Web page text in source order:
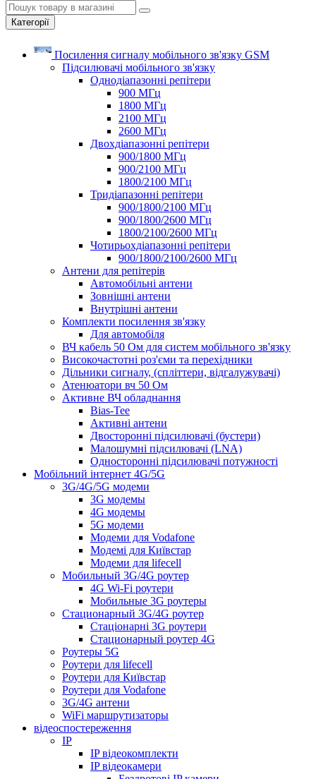
Категорії
Посилення сигналу мобільного зв'язку GSM
Підсилювачі мобільного зв'язку
Однодіапазонні репітери
900 МГц
1800 МГц
2100 МГц
2600 МГц
Двохдіапазонні репітери
900/1800 МГц
900/2100 МГц
1800/2100 МГц
Тридіапазонні репітери
900/1800/2100 МГц
900/1800/2600 МГц
1800/2100/2600 МГц
Чотирьохдіапазонні репітери
900/1800/2100/2600 МГц
Антени для репітерів
Автомобільні антени
Зовнішні антени
Внутрішні антени
Комплекти посилення зв'язку
Для автомобіля
ВЧ кабель 50 Ом для систем мобільного зв'язку
Високочастотні роз'єми та перехідники
Дільники сигналу, (спліттери, відгалужувачі)
Атенюатори вч 50 Ом
Активне ВЧ обладнання
Bias-Tee
Активні антени
Двосторонні підсилювачі (бустери)
Малошумні підсилювачі (LNA)
Односторонні підсилювачі потужності
Мобільний інтернет 4G/5G
3G/4G/5G модеми
3G модемы
4G модемы
5G модеми
Модеми для Vodafone
Модемі для Київстар
Модеми для lifecell
Мобильный 3G/4G роутер
4G Wi-Fi роутери
Мобильные 3G роутеры
Стационарный 3G/4G роутер
Стаціонарні 3G роутери
Стационарный роутер 4G
Роутеры 5G
Роутери для lifecell
Роутери для Київстар
Роутери для Vodafone
3G/4G антени
WiFi маршрутизаторы
відеоспостереження
IP
IP відеокомплекти
IP відеокамери